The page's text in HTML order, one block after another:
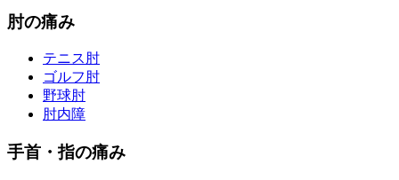
肘の痛み
テニス肘
ゴルフ肘
野球肘
肘内障
手首・指の痛み